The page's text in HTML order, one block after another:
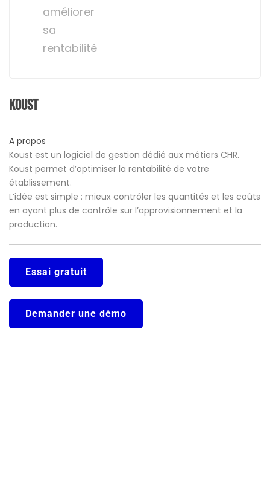
améliorer
sa
rentabilité
Koust
A propos
Koust est un logiciel de gestion dédié aux métiers CHR.
Koust permet d’optimiser la rentabilité de votre
établissement.
L’idée est simple : mieux contrôler les quantités et les coûts
en ayant plus de contrôle sur l’approvisionnement et la
production.
Essai gratuit
Demander une démo